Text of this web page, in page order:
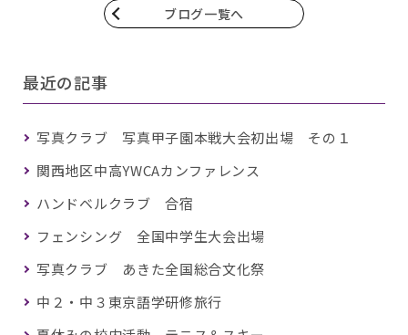
ブログ一覧へ
最近の記事
写真クラブ 写真甲子園本戦大会初出場 その１
関西地区中高YWCAカンファレンス
ハンドベルクラブ 合宿
フェンシング 全国中学生大会出場
写真クラブ あきた全国総合文化祭
中２・中３東京語学研修旅行